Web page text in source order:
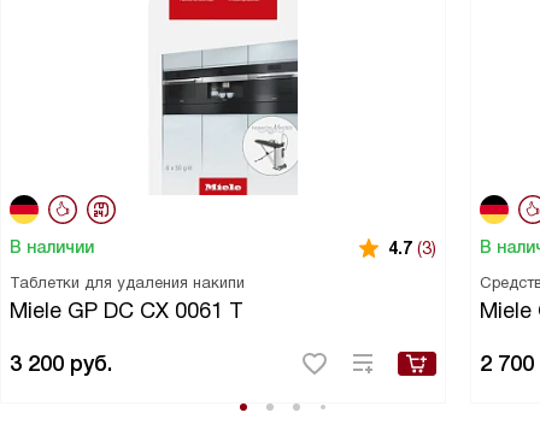
В наличии 4.7 (3)
Таблетки для удаления накипи
Miele GP DC CX 0061 T
3 200 руб.
В
Miele
2 700